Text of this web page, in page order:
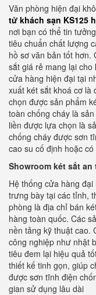
Văn phòng hiện đại
tử khách sạn KS125
nơi bạn có thể tin
tiêu chuẩn chất lượng
hồ sơ văn bản tốt hơn.
sắt giá rẻ mang lại
cửa hàng hiện đại tại
xuất két sắt khoá cơ là
chọn được sản phẩm
toàn chống cháy là
liền được lựa chọn là
chống cháy được sơn
cao su cố định hoặc
Showroom két sắt
Hệ thống cửa hàng
trưng bày tại các tỉnh,
phòng là địa chỉ bán
hàng toàn quốc. Các
nền tảng kỹ thuật cao.
công nghiệp như nhật
tiêu đem lại hiệu quả
thiết kế tinh gọn, giúp
được sơn tĩnh điện
gian sử dụng lâu dài